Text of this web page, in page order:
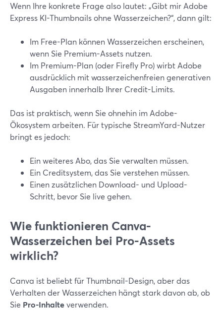
Wenn Ihre konkrete Frage also lautet: „Gibt mir Adobe
Express KI-Thumbnails ohne Wasserzeichen?“, dann gilt:
Im Free-Plan können Wasserzeichen erscheinen,
wenn Sie Premium-Assets nutzen.
Im Premium-Plan (oder Firefly Pro) wirbt Adobe
ausdrücklich mit wasserzeichenfreien generativen
Ausgaben innerhalb Ihrer Credit-Limits.
Das ist praktisch, wenn Sie ohnehin im Adobe-
Ökosystem arbeiten. Für typische StreamYard-Nutzer
bringt es jedoch:
Ein weiteres Abo, das Sie verwalten müssen.
Ein Creditsystem, das Sie verstehen müssen.
Einen zusätzlichen Download- und Upload-
Schritt, bevor Sie live gehen.
Wie funktionieren Canva-
Wasserzeichen bei Pro-Assets
wirklich?
Canva ist beliebt für Thumbnail-Design, aber das
Verhalten der Wasserzeichen hängt stark davon ab, ob
Sie Pro-Inhalteverwenden.